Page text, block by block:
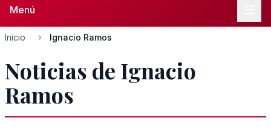
Menú
Inicio Ignacio Ramos
Noticias de Ignacio
Ramos